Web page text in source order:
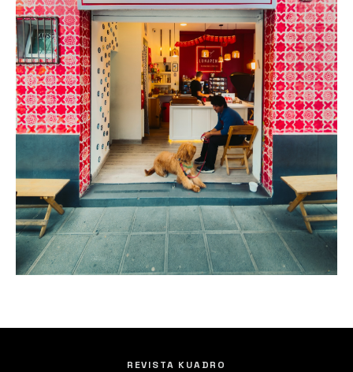
REVISTA KUADRO